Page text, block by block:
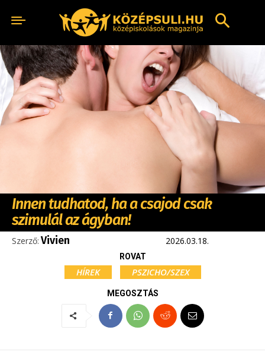
Innen tudhatod, ha a csajod csak
szimulál az ágyban!
Szerző: Vivien 2026.03.18.
ROVAT
HÍREK PSZICHO/SZEX
MEGOSZTÁS